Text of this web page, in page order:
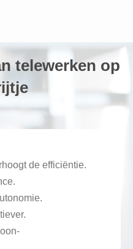
telewerken op
de efficiëntie.